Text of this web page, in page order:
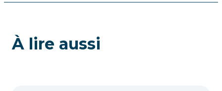
À lire aussi